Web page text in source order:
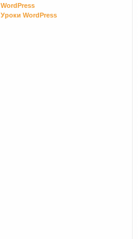
WordPress
Уроки WordPress